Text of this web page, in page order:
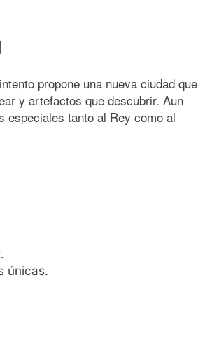
propone una nueva ciudad que
y artefactos que descubrir. Aun
especiales tanto al Rey como al
únicas.